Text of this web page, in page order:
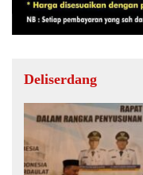
Deliserdang